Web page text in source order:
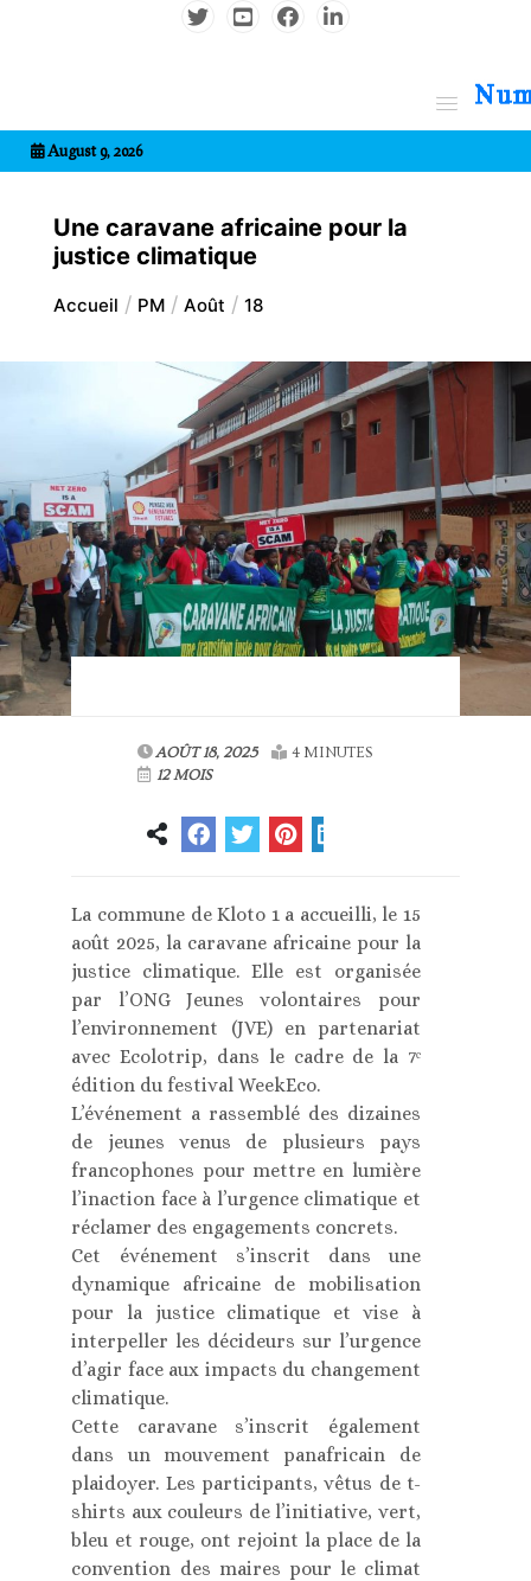
August 9, 2026
Une caravane africaine pour la
justice climatique
Accueil PM Août 18
AOÛT 18, 2025
4 MINUTES
12 MOIS
La commune de Kloto 1 a accueilli, le 15
août 2025, la caravane africaine pour la
justice climatique. Elle est organisée
par l’ONG Jeunes volontaires pour
l’environnement (JVE) en partenariat
avec Ecolotrip, dans le cadre de la 7ᵉ
édition du festival WeekEco.
L’événement a rassemblé des dizaines
de jeunes venus de plusieurs pays
francophones pour mettre en lumière
l’inaction face à l’urgence climatique et
réclamer des engagements concrets.
Cet événement s’inscrit dans une
dynamique africaine de mobilisation
pour la justice climatique et vise à
interpeller les décideurs sur l’urgence
d’agir face aux impacts du changement
climatique.
Cette caravane s’inscrit également
dans un mouvement panafricain de
plaidoyer. Les participants, vêtus de t-
shirts aux couleurs de l’initiative, vert,
bleu et rouge, ont rejoint la place de la
convention des maires pour le climat